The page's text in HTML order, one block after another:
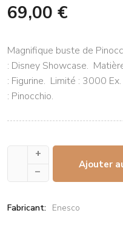
69,00 €
Magnifique buste de
: Disney Showcase.
: Figurine. Limité : 3000
: Pinocchio.
+
–
Ajouter
Fabricant: Enesco